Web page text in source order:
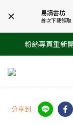
易讀書坊
首次下載領取
粉絲專頁重新
分享到